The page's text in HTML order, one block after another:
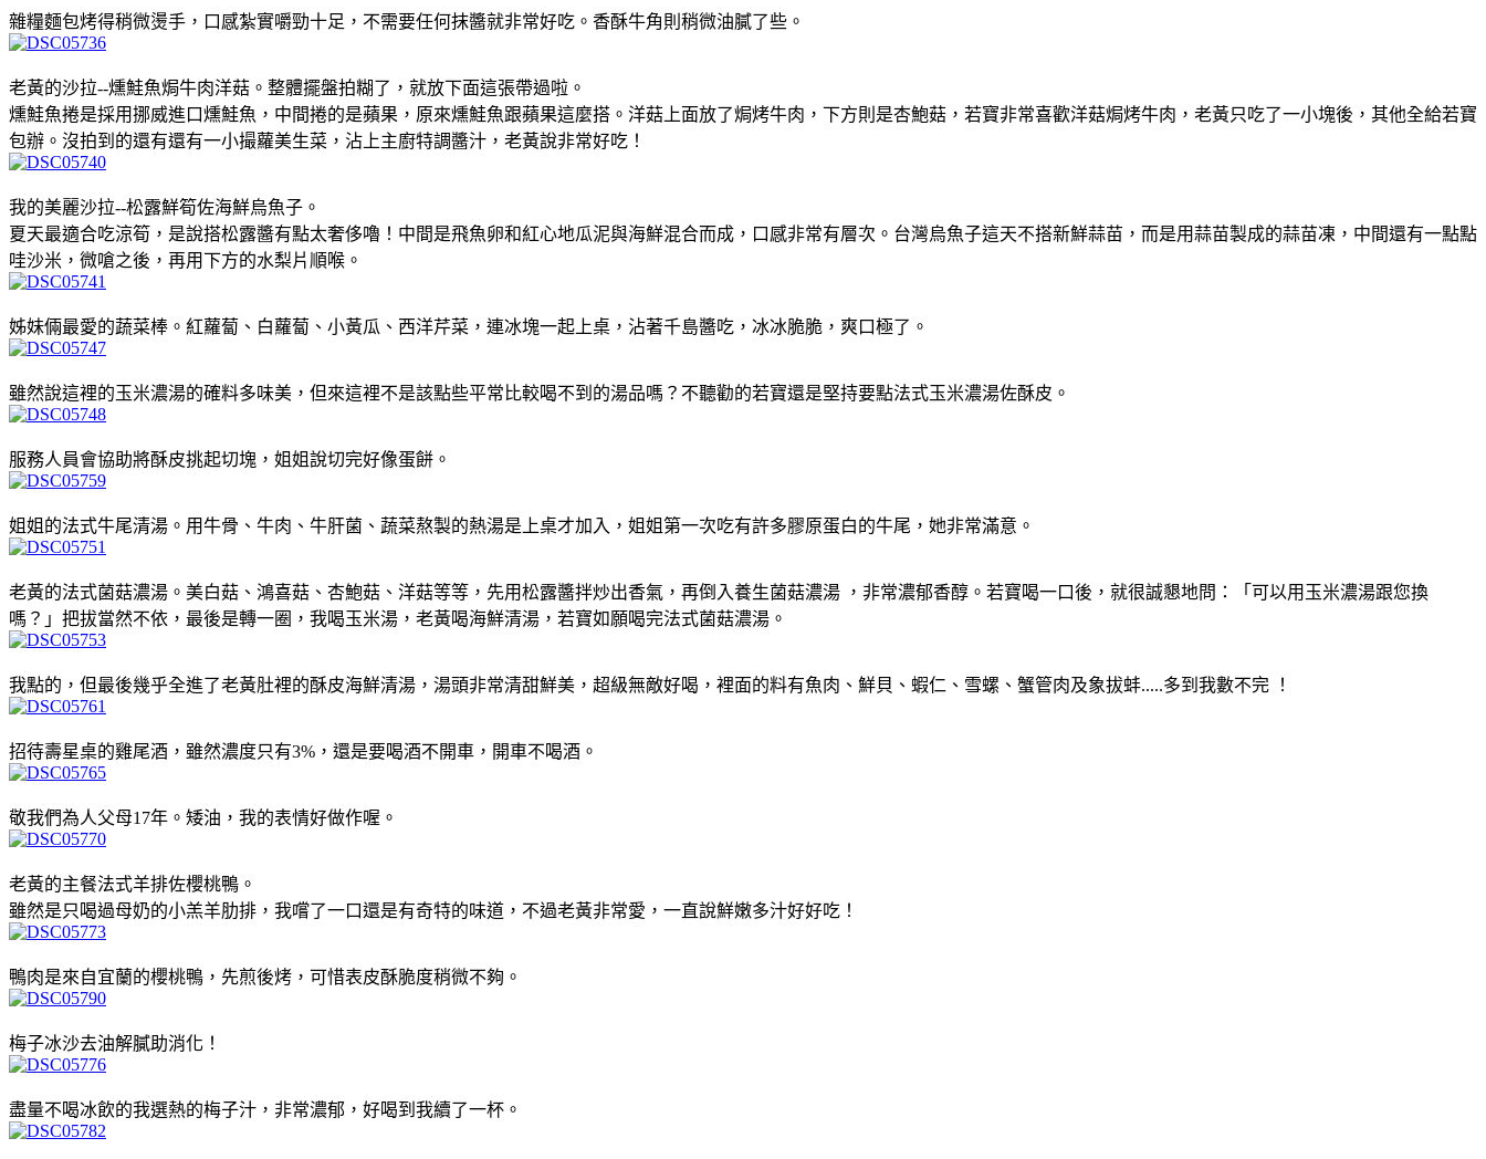
雜糧麵包烤得稍微燙手，口感紮實嚼勁十足，不需要任何抹醬就非常好吃。香酥牛角則稍微油膩了些。
老黃的沙拉--燻鮭魚焗牛肉洋菇。整體擺盤拍糊了，就放下面這張帶過啦 。
燻鮭魚捲是採用挪威進口燻鮭魚，中間捲的是蘋果，原來燻鮭魚跟蘋果這麼搭。洋菇上面放了焗烤牛肉，下方則是杏鮑菇，若寶非常喜歡洋菇焗烤牛肉，老黃只吃了一小塊後，其他全給若寶
包辦。沒拍到的還有還有一小撮蘿美生菜，沾上主廚特調醬汁，老黃說非常好吃！
我的美麗沙拉--松露鮮筍佐海鮮烏魚子。
夏天最適合吃涼筍，是說搭松露醬有點太奢侈嚕！中間是飛魚卵和紅心地瓜泥與海鮮混合而成，口感非常有層次。台灣烏魚子這天不搭新鮮蒜苗，而是用蒜苗製成的蒜苗凍，中間還有一點點
哇沙米，微嗆之後，再用下方的水梨片順喉 。
姊妹倆最愛的蔬菜棒。紅蘿蔔、白蘿蔔、小黃瓜、西洋芹菜，連冰塊一起上桌，沾著千島醬吃，冰冰脆脆，爽口極了。
雖然說這裡的玉米濃湯的確料多味美，但來這裡不是該點些平常比較喝不到的湯品嗎？不聽勸的若寶還是堅持要點法式玉米濃湯佐酥皮。
服務人員會協助將酥皮挑起切塊，姐姐說切完好像蛋餅。
姐姐的法式牛尾清湯。用牛骨、牛肉、牛肝菌、蔬菜熬製的熱湯是上桌才加入，姐姐第一次吃有許多膠原蛋白的牛尾，她非常滿意。
老黃的法式菌菇濃湯。美白菇、鴻喜菇、杏鮑菇、洋菇等等，先用松露醬拌炒出香氣，再倒入養生菌菇濃湯 ，非常濃郁香醇。若寶喝一口後，就很誠懇地問：「可以用玉米濃湯跟您換
嗎？」把拔當然不依，最後是轉一圈，我喝玉米湯，老黃喝海鮮清湯，若寶如願喝完法式菌菇濃湯。
我點的，但最後幾乎全進了老黃肚裡的酥皮海鮮清湯，湯頭非常清甜鮮美，超級無敵好喝，裡面的料有魚肉、鮮貝、蝦仁、雪螺、蟹管肉及象拔蚌.....多到我數不完 ！
招待壽星桌的雞尾酒，雖然濃度只有3%，還是要喝酒不開車，開車不喝酒。
敬我們為人父母17年。矮油，我的表情好做作喔 。
老黃的主餐法式羊排佐櫻桃鴨。
雖然是只喝過母奶的小羔羊肋排，我嚐了一口還是有奇特的味道，不過老黃非常愛，一直說鮮嫩多汁好好吃！
鴨肉是來自宜蘭的櫻桃鴨，先煎後烤，可惜表皮酥脆度稍微不夠。
梅子冰沙去油解膩助消化！
盡量不喝冰飲的我選熱的梅子汁，非常濃郁，好喝到我續了一杯。